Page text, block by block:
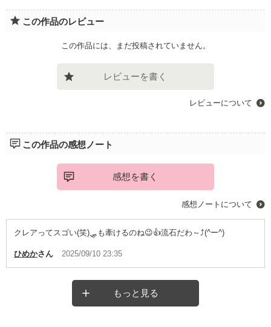
この作品のレビュー
この作品には、まだ投稿されていません。
レビューを書く
レビューについて
この作品の感想ノート
感想を書く
感想ノートについて
クレアってスゴい(笑)🛷も牽けるのね😉👍️流石だわ～⤴️(^ー^)
ひめかさん 2025/09/10 23:35
もっと見る